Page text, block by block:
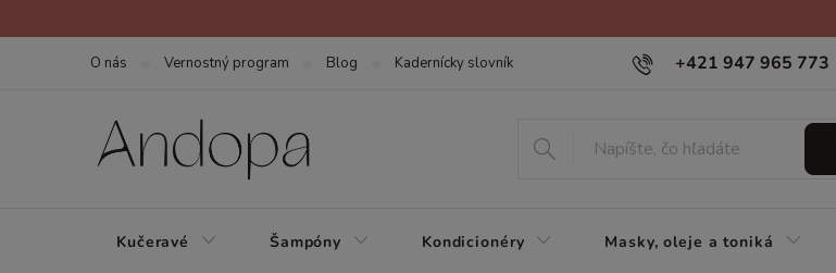
na
+421 947 965 773
O nás Vernostný program Blog Kadernícky slovník
Kučeravé Šampóny Kondicionéry Masky, oleje a toniká